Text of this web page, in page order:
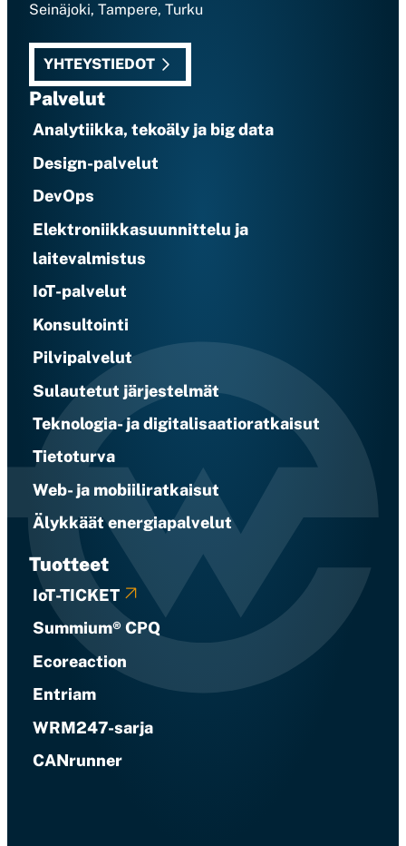
Seinäjoki, Tampere, Turku
YHTEYSTIEDOT
Palvelut
Analytiikka, tekoäly ja big data
Design-palvelut
DevOps
Elektroniikkasuunnittelu ja
laitevalmistus
IoT-palvelut
Konsultointi
Pilvipalvelut
Sulautetut järjestelmät
Teknologia- ja digitalisaatioratkaisut
Tietoturva
Web- ja mobiiliratkaisut
Älykkäät energiapalvelut
Tuotteet
IoT-TICKET
Summium® CPQ
Ecoreaction
Entriam
WRM247-sarja
CANrunner